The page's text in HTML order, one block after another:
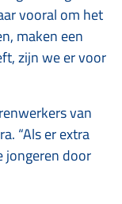
vooral om het
maken een
zijn we er voor
van
“Als er extra
jongeren door